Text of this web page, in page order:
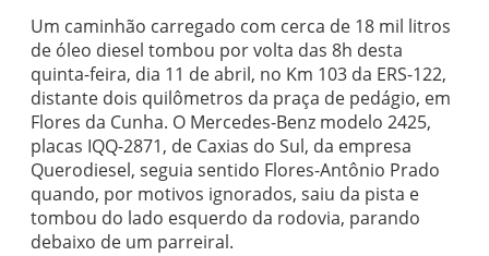
Um caminhão carregado com cerca de 18 mil litros
de óleo diesel tombou por volta das 8h desta
quinta-feira, dia 11 de abril, no Km 103 da ERS-122,
distante dois quilômetros da praça de pedágio, em
Flores da Cunha. O Mercedes-Benz modelo 2425,
placas IQQ-2871, de Caxias do Sul, da empresa
Querodiesel, seguia sentido Flores-Antônio Prado
quando, por motivos ignorados, saiu da pista e
tombou do lado esquerdo da rodovia, parando
debaixo de um parreiral.